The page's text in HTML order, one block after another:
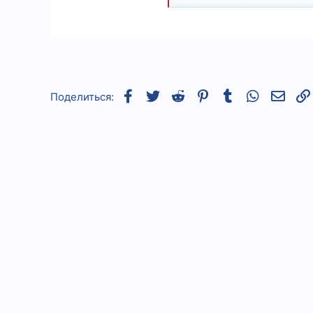
Поделиться: Facebook
TwitterReddit Pinterest
TumblrWhatsApp